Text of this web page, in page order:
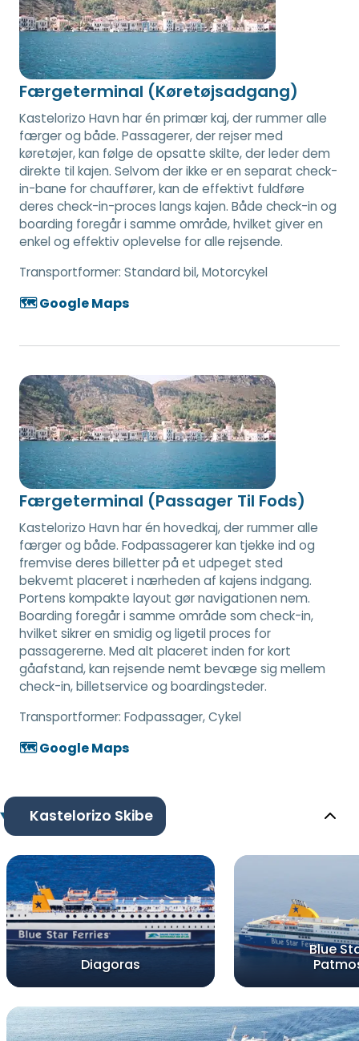
Færgeterminal (Køretøjsadgang)
Kastelorizo Havn har én primær kaj, der rummer alle
færger og både. Passagerer, der rejser med
køretøjer, kan følge de opsatte skilte, der leder dem
direkte til kajen. Selvom der ikke er en separat check-
in-bane for chauffører, kan de effektivt fuldføre
deres check-in-proces langs kajen. Både check-in og
boarding foregår i samme område, hvilket giver en
enkel og effektiv oplevelse for alle rejsende.
Transportformer: Standard bil, Motorcykel
🗺️ Google Maps
Færgeterminal (Passager Til Fods)
Kastelorizo Havn har én hovedkaj, der rummer alle
færger og både. Fodpassagerer kan tjekke ind og
fremvise deres billetter på et udpeget sted
bekvemt placeret i nærheden af kajens indgang.
Portens kompakte layout gør navigationen nem.
Boarding foregår i samme område som check-in,
hvilket sikrer en smidig og ligetil proces for
passagererne. Med alt placeret inden for kort
gåafstand, kan rejsende nemt bevæge sig mellem
check-in, billetservice og boardingsteder.
Transportformer: Fodpassager, Cykel
🗺️ Google Maps
Kastelorizo Skibe
Diagoras
Blue